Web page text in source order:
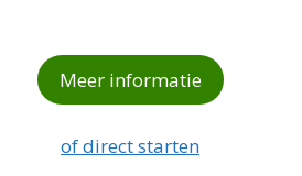
Meer informatie
of direct starten